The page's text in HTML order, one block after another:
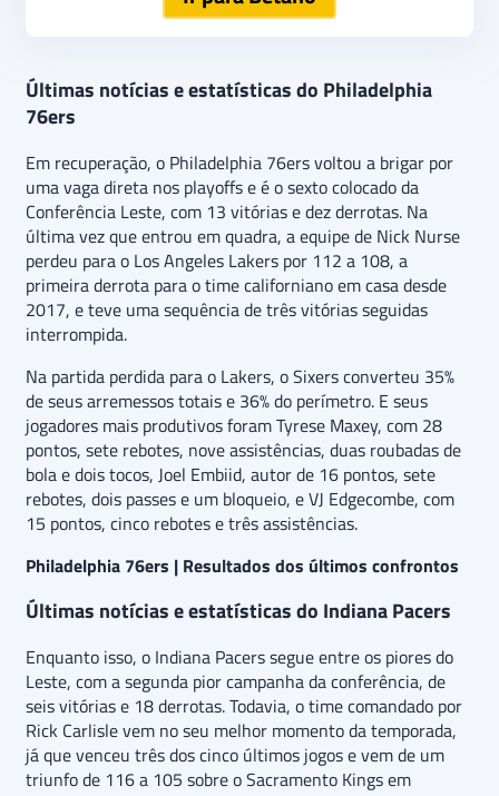
Últimas notícias e estatísticas do Philadelphia
76ers
Em recuperação, o Philadelphia 76ers voltou a brigar por
uma vaga direta nos playoffs e é o sexto colocado da
Conferência Leste, com 13 vitórias e dez derrotas. Na
última vez que entrou em quadra, a equipe de Nick Nurse
perdeu para o Los Angeles Lakers por 112 a 108, a
primeira derrota para o time californiano em casa desde
2017, e teve uma sequência de três vitórias seguidas
interrompida.
Na partida perdida para o Lakers, o Sixers converteu 35%
de seus arremessos totais e 36% do perímetro. E seus
jogadores mais produtivos foram Tyrese Maxey, com 28
pontos, sete rebotes, nove assistências, duas roubadas de
bola e dois tocos, Joel Embiid, autor de 16 pontos, sete
rebotes, dois passes e um bloqueio, e VJ Edgecombe, com
15 pontos, cinco rebotes e três assistências.
Philadelphia 76ers | Resultados dos últimos confrontos
Últimas notícias e estatísticas do Indiana Pacers
Enquanto isso, o Indiana Pacers segue entre os piores do
Leste, com a segunda pior campanha da conferência, de
seis vitórias e 18 derrotas. Todavia, o time comandado por
Rick Carlisle vem no seu melhor momento da temporada,
já que venceu três dos cinco últimos jogos e vem de um
triunfo de 116 a 105 sobre o Sacramento Kings em